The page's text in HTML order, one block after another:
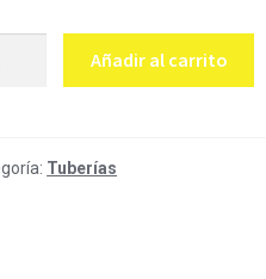
Añadir al carrito
Tuberías